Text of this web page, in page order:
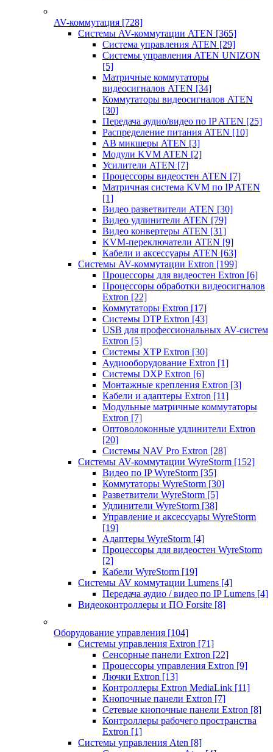
AV-коммутация [728]
Системы AV-коммутации ATEN [365]
Система управления ATEN [29]
Системы управления ATEN UNIZON
[5]
Матричные коммутаторы
видеосигналов ATEN [34]
Коммутаторы видеосигналов ATEN
[30]
Передача аудио/видео по IP ATEN [25]
Распределение питания ATEN [10]
АВ микшеры ATEN [3]
Модули KVM ATEN [2]
Усилители ATEN [7]
Процессоры видеостен ATEN [7]
Матричная система KVM по IP ATEN
[1]
Видео разветвители ATEN [30]
Видео удлинители ATEN [79]
Видео конвертеры ATEN [31]
KVM-переключатели ATEN [9]
Кабели и аксессуары ATEN [63]
Системы AV-коммутации Extron [199]
Процессоры для видеостен Extron [6]
Процессоры обработки видеосигналов
Extron [22]
Коммутаторы Extron [17]
Системы DTP Extron [43]
USB для профессиональных AV-систем
Extron [5]
Системы XTP Extron [30]
Аудиооборудование Extron [1]
Системы DXP Extron [6]
Монтажные крепления Extron [3]
Кабели и адаптеры Extron [11]
Модульные матричные коммутаторы
Extron [7]
Оптоволоконные удлинители Extron
[20]
Системы NAV Pro Extron [28]
Системы AV-коммутации WyreStorm [152]
Видео по IP WyreStorm [35]
Коммутаторы WyreStorm [30]
Разветвители WyreStorm [5]
Удлинители WyreStorm [38]
Управление и аксессуары WyreStorm
[19]
Адаптеры WyreStorm [4]
Процессоры для видеостен WyreStorm
[2]
Кабели WyreStorm [19]
Системы AV коммутации Lumens [4]
Передача аудио / видео по IP Lumens [4]
Видеоконтроллеры и ПО Forsite [8]
Оборудование управления [104]
Системы управления Extron [71]
Сенсорные панели Extron [22]
Процессоры управления Extron [9]
Лючки Extron [13]
Контроллеры Extron MediaLink [11]
Кнопочные панели Extron [7]
Сетевые кнопочные панели Extron [8]
Контроллеры рабочего пространства
Extron [1]
Системы управления Aten [8]